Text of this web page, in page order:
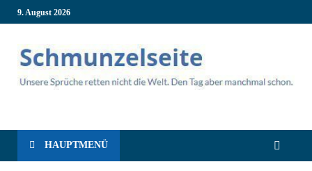
9. August 2026
lustige Sprüche für
für jede Situation: Leben, Job, Liebe, Geburtstag & mehr. Lachen
ist hier garantiert!
HAUPTMENÜ